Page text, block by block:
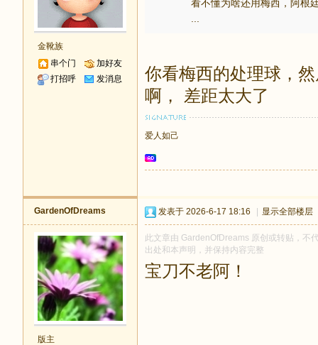
金靴族
串个门
加好友
打招呼
发消息
看不懂为啥还用梅西，阿根
你看梅西的处理球，
啊， 差距太大了
爱人如己
GardenOfDreams
版主
发表于 2026-6-17 18:16 显示全部楼层
此文章由 GardenOfDreams 原创或转贴，不
出处和本声明，并保持内容完整
宝刀不老阿！